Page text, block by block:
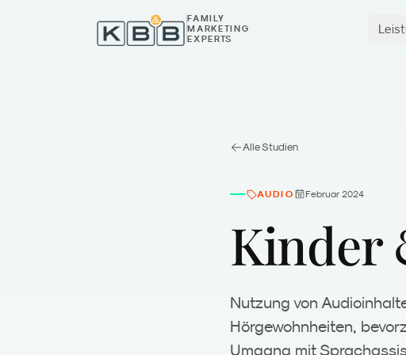
FAMILY
MARKETING
EXPERTS
Alle Studien
AUDIO Februar 2024
Kinder
Nutzung von
Hörgewohnheiten,
Umgang mit